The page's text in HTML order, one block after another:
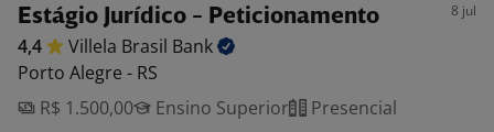
Estágio Jurídico - Peticionamento 8 jul
4,4 Villela Brasil Bank
Porto Alegre - RS
R$ 1.500,00
Ensino Superior Presencial